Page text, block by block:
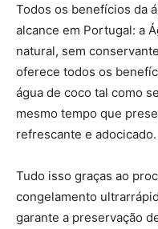
Todos os benefícios da
alcance em Portugal: a
natural, sem
oferece todos os
água de coco tal como
mesmo tempo que
refrescante e adocicado.
Tudo isso graças ao
congelamento
garante a preservação